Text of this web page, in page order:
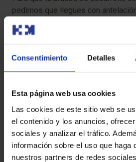
Consentimiento Detalles
Esta página web usa cookies
Las cookies de este sitio web se
el contenido y los anuncios,
sociales y analizar el tráfico.
información sobre el uso que haga
nuestros partners de redes
pedimos que llegues con
Así podremos realizar la
clínica necesaria.
Antes de la prueba, te
Informado, un documento con
Si tu cita es para una Resonancia
crucial que nos informes sobre la
marcapasos, objetos metálicos,
dentales), tatuajes o dispositivos
medicamentos, como bombas de